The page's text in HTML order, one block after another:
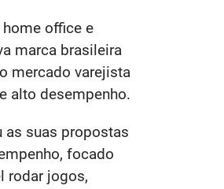
office e
marca brasileira
mercado varejista
alto desempenho.
as suas propostas
focado
rodar jogos,